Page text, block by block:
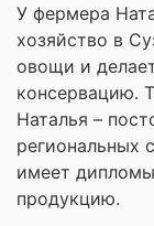
У фермера
хозяйство в
овощи и
консервацию.
Наталья –
региональных
имеет
продукцию.